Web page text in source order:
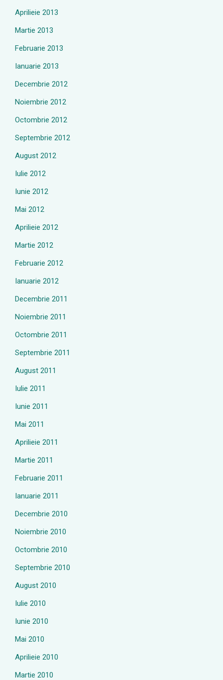
Aprilieie 2013
Martie 2013
Februarie 2013
Ianuarie 2013
Decembrie 2012
Noiembrie 2012
Octombrie 2012
Septembrie 2012
August 2012
Iulie 2012
Iunie 2012
Mai 2012
Aprilieie 2012
Martie 2012
Februarie 2012
Ianuarie 2012
Decembrie 2011
Noiembrie 2011
Octombrie 2011
Septembrie 2011
August 2011
Iulie 2011
Iunie 2011
Mai 2011
Aprilieie 2011
Martie 2011
Februarie 2011
Ianuarie 2011
Decembrie 2010
Noiembrie 2010
Octombrie 2010
Septembrie 2010
August 2010
Iulie 2010
Iunie 2010
Mai 2010
Aprilieie 2010
Martie 2010